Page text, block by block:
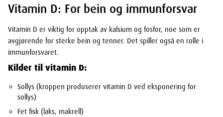
Vitamin D: For bein og immunforsvar
Vitamin D er viktig for opptak av kalsium og fosfor, noe som er
avgjørende for sterke bein og tenner. Det spiller også en rolle i
immunforsvaret.
Kilder til vitamin D:
Sollys (kroppen produserer vitamin D ved eksponering for
sollys)
Fet fisk (laks, makrell)